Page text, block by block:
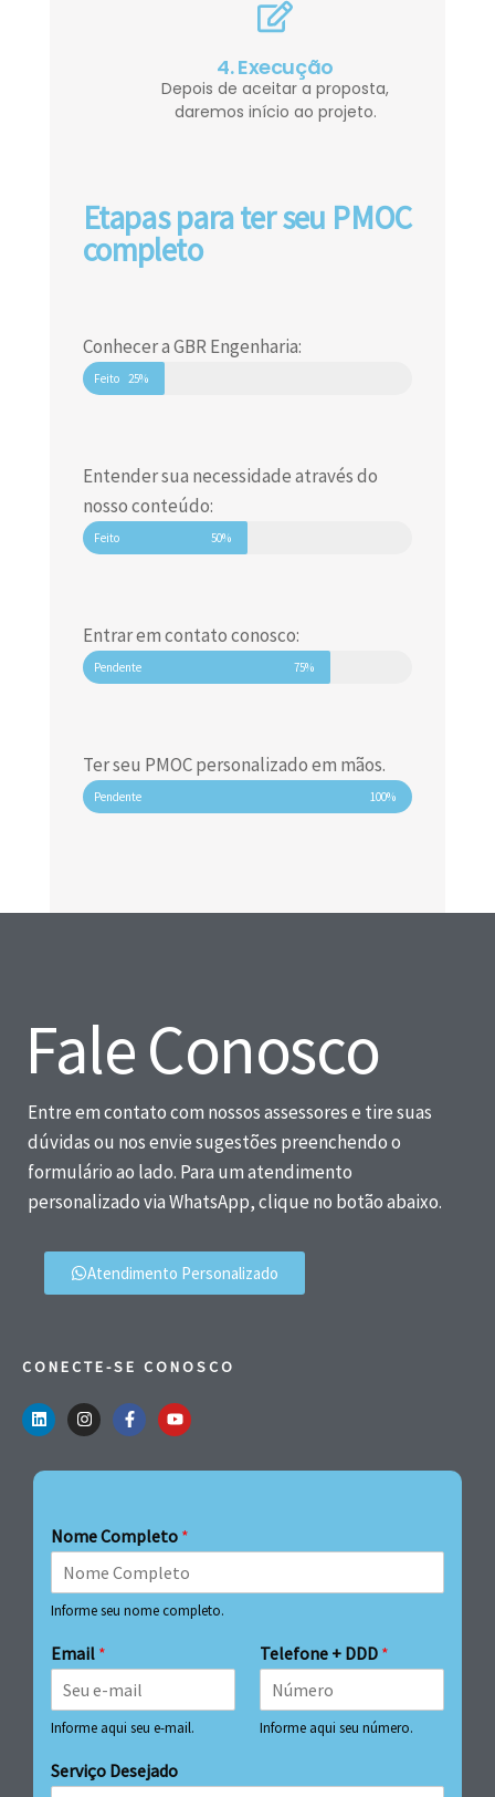
4. Execução
Depois de aceitar a proposta,
daremos início ao projeto.
Etapas para ter seu PMOC
completo
Conhecer a GBR Engenharia:
Feito 25%
Entender sua necessidade através do
nosso conteúdo:
Feito 50%
Entrar em contato conosco:
Pendente 75%
Ter seu PMOC personalizado em mãos.
Pendente 100%
Fale Conosco
Entre em contato com nossos assessores e tire suas
dúvidas ou nos envie sugestões preenchendo o
formulário ao lado. Para um atendimento
personalizado via WhatsApp, clique no botão abaixo.
Atendimento Personalizado
CONECTE-SE CONOSCO
Nome Completo *
Informe seu nome completo.
Email *
Informe aqui seu e-mail.
Telefone + DDD *
Informe aqui seu número.
Serviço Desejado